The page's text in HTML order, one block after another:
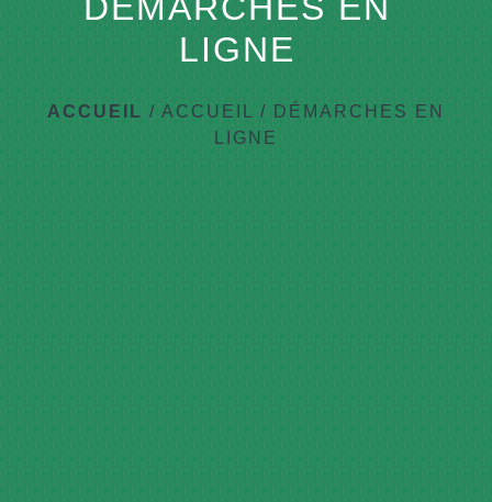
DÉMARCHES EN
LIGNE
ACCUEIL/ACCUEIL / DÉMARCHES EN
LIGNE